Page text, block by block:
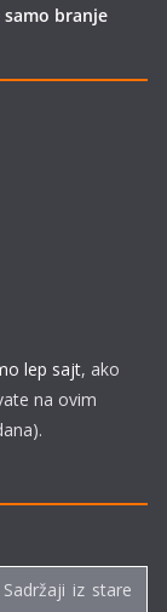
samo branje
lep sajt, ako
na ovim
iz stare